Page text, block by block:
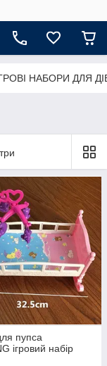
НАБОРИ ДЛЯ
пупса
ігровий набір